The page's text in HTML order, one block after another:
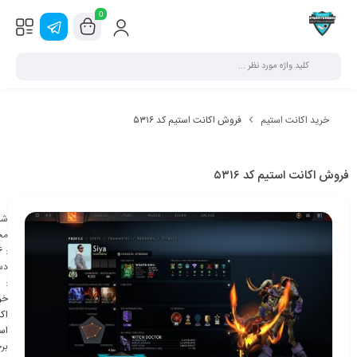
0
خرید اکانت استیم فروش اکانت استیم کد ۵۳۱۶
فروش اکانت استیم کد ۵۳۱۶
:
: